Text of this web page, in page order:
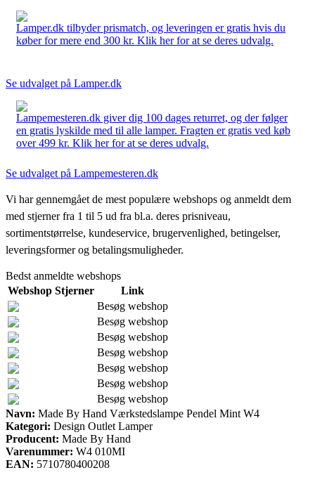
Lamper.dk tilbyder prismatch, og leveringen er gratis hvis du
køber for mere end 300 kr. Klik her for at se deres udvalg.
Se udvalget på Lamper.dk
Lampemesteren.dk giver dig 100 dages returret, og der følger
en gratis lyskilde med til alle lamper. Fragten er gratis ved køb
over 499 kr. Klik her for at se deres udvalg.
Se udvalget på Lampemesteren.dk
Vi har gennemgået de mest populære webshops og anmeldt dem
med stjerner fra 1 til 5 ud fra bl.a. deres prisniveau,
sortimentstørrelse, kundeservice, brugervenlighed, betingelser,
leveringsformer og betalingsmuligheder.
Bedst anmeldte webshops
Webshop Stjerner
Link
Besøg webshop
Besøg webshop
Besøg webshop
Besøg webshop
Besøg webshop
Besøg webshop
Besøg webshop
Navn: Made By Hand Værkstedslampe Pendel Mint W4
Kategori: Design Outlet Lamper
Producent: Made By Hand
Varenummer: W4 010MI
EAN: 5710780400208